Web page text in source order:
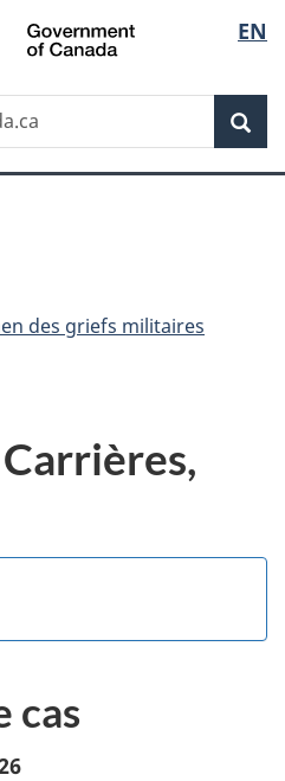
Passer
au
principal
Passer
à
Au
du
Passer
à
version
simplifiée
de
la
EN
des griefs militaires
cas